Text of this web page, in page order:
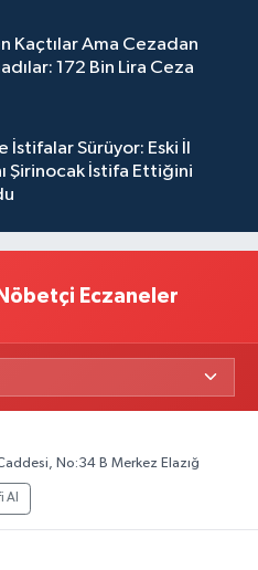
Kaçtılar Ama Cezadan
172 Bin Lira Ceza
İstifalar Sürüyor: Eski İl
Şirinocak İstifa Ettiğini
Eczaneler
No:34 B Merkez Elazığ
Al